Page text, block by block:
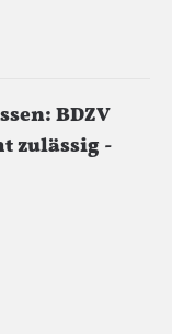
BDZV
zulässig -